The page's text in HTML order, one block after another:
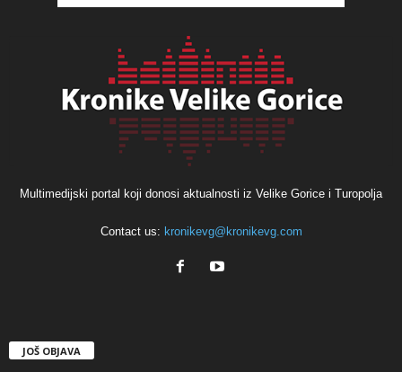
Multimedijski portal koji donosi aktualnosti iz Velike Gorice i Turopolja
Contact us: kronikevg@kronikevg.com
JOŠ OBJAVA